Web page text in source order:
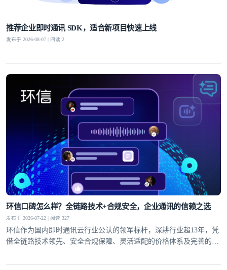
推荐企业即时通讯 SDK，适合新项目快速上线
发布于 2026-08-07 | 阅读 2
环信口碑怎么样？全链路技术+合规安全，企业通讯的信赖之选
发布于 2026-07-22 | 阅读 327
环信作为国内即时通讯云行业公认的领军标杆，深耕行业超13年，凭
借全链路技术领先、安全合规保障、灵活适配的价格体系及完善的全